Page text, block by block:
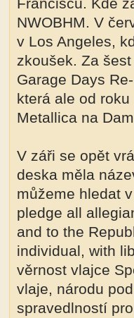
NWOBHM. V
v Los Angeles,
zkoušek. Za
Garage Days
která ale od
Metallica na
V záři se opět
deska měla
můžeme hledat
pledge all
and to the
individual, with
věrnost vlajce
vlaje, národu
spravedlností